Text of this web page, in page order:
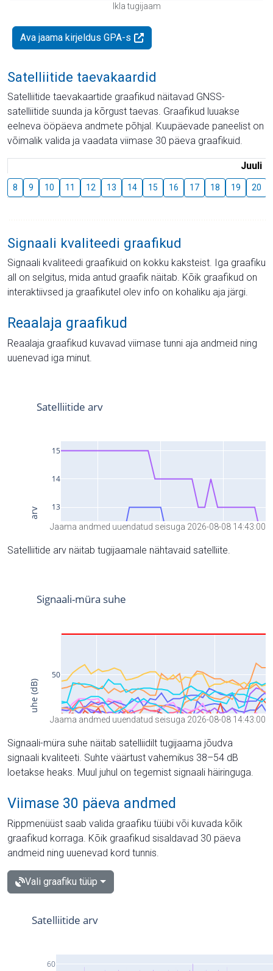
Ikla tugijaam
Ava jaama kirjeldus GPA-s
Satelliitide taevakaardid
Satelliitide taevakaartide graafikud näitavad GNSS-
satelliitide suunda ja kõrgust taevas. Graafikud luuakse
eelneva ööpäeva andmete põhjal. Kuupäevade paneelist on
võimalik valida ja vaadata viimase 30 päeva graafikuid.
Juuli
8 9 10 11 12 13 14 15 16 17 18 19 20
Signaali kvaliteedi graafikud
Signaali kvaliteedi graafikuid on kokku kaksteist. Iga graafiku
all on selgitus, mida antud graafik näitab. Kõik graafikud on
interaktiivsed ja graafikutel olev info on kohaliku aja järgi.
Reaalaja graafikud
Reaalaja graafikud kuvavad viimase tunni aja andmeid ning
uuenevad iga minut.
Jaama andmed uuendatud seisuga 2026-08-08 14:43:00
Satelliitide arv näitab tugijaamale nähtavaid satelliite.
Jaama andmed uuendatud seisuga 2026-08-08 14:43:00
Signaali-müra suhe näitab satelliidilt tugijaama jõudva
signaali kvaliteeti. Suhte väärtust vahemikus 38–54 dB
loetakse heaks. Muul juhul on tegemist signaali häiringuga.
Viimase 30 päeva andmed
Rippmenüüst saab valida graafiku tüübi või kuvada kõik
graafikud korraga. Kõik graafikud sisaldavad 30 päeva
andmeid ning uuenevad kord tunnis.
Vali graafiku tüüp
60
Satelliitide arv